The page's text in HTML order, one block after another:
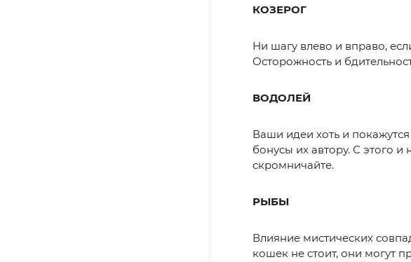
КОЗЕРОГ
Ни шагу влево и вправо,
Осторожность и
ВОДОЛЕЙ
Ваши идеи хоть и
бонусы их автору. С этого
скромничайте.
РЫБЫ
Влияние мистических
кошек не стоит, они могут